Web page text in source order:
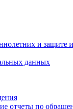
и защите
данных
отчеты по